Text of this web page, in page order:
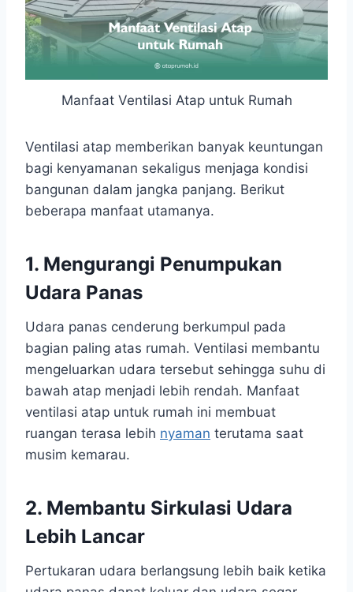
Manfaat Ventilasi Atap untuk Rumah
Ventilasi atap memberikan banyak keuntungan
bagi kenyamanan sekaligus menjaga kondisi
bangunan dalam jangka panjang. Berikut
beberapa manfaat utamanya.
1. Mengurangi Penumpukan
Udara Panas
Udara panas cenderung berkumpul pada
bagian paling atas rumah. Ventilasi membantu
mengeluarkan udara tersebut sehingga suhu di
bawah atap menjadi lebih rendah. Manfaat
ventilasi atap untuk rumah ini membuat
ruangan terasa lebih nyaman terutama saat
musim kemarau.
2. Membantu Sirkulasi Udara
Lebih Lancar
Pertukaran udara berlangsung lebih baik ketika